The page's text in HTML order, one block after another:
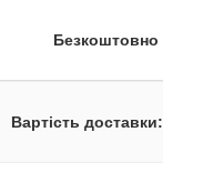
Безкоштовно
Вартість доставки: